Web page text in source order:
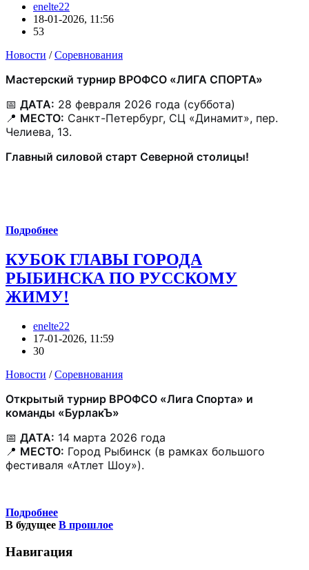
enelte22
18-01-2026, 11:56
53
Новости /Соревнования
Мастерский турнир ВРОФСО «ЛИГА СПОРТА»
📅 ДАТА: 28 февраля 2026 года (суббота)
📍 МЕСТО: Санкт-Петербург, СЦ «Динамит», пер.
Челиева, 13.
Главный силовой старт Северной столицы!
Подробнее
КУБОК ГЛАВЫ ГОРОДА
РЫБИНСКА ПО РУССКОМУ
ЖИМУ!
enelte22
17-01-2026, 11:59
30
Новости /Соревнования
Открытый турнир ВРОФСО «Лига Спорта» и
команды «БурлакЪ»
📅 ДАТА: 14 марта 2026 года
📍 МЕСТО: Город Рыбинск (в рамках большого
фестиваля «Атлет Шоу»).
Подробнее
В будущее В прошлое
Навигация